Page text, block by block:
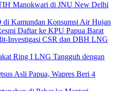
Manokwari di JNU New Delhi
di Kamundan Konsumsi Air Hujan
Daftar ke KPU Papua Barat
Investigasi CSR dan DBH LNG
Ring I LNG Tangguh dengan
Asli Papua, Wapres Beri 4